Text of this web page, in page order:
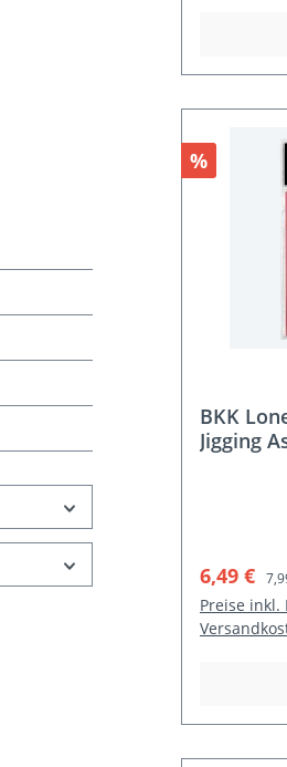
Rabatt
%
BKK
Jigging
6,49 €
Preise inkl.